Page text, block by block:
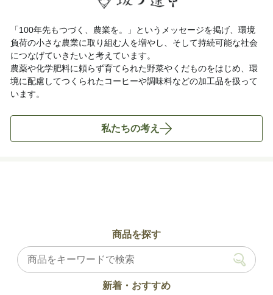
「100年先もつづく、農業を。」というメッセージを掲げ、環境
負荷の小さな農業に取り組む人を増やし、そして持続可能な社会
につなげていきたいと考えています。
農薬や化学肥料に頼らず育てられた野菜やくだものをはじめ、環
境に配慮してつくられたコーヒーや調味料などの加工品を扱って
います。
私たちの考え
商品を探す
新着・おすすめ